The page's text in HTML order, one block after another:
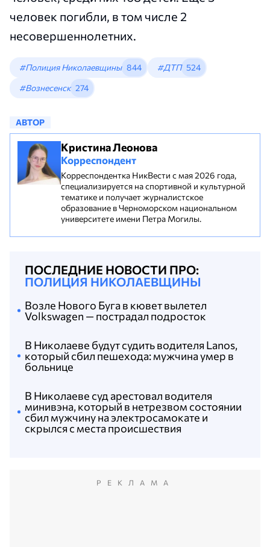
человек погибли, в том числе 2
несовершеннолетних.
#Полиция Николаевщины 844 #ДТП 524
#Вознесенск 274
АВТОР
Кристина Леонова
Корреспондент
Корреспондентка НикВести с мая 2026 года,
специализируется на спортивной и культурной
тематике и получает журналистское
образование в Черноморском национальном
университете имени Петра Могилы.
ПОСЛЕДНИЕ НОВОСТИ ПРО:
ПОЛИЦИЯ НИКОЛАЕВЩИНЫ
В Николаеве суд арестовал водителя
минивэна, который в нетрезвом состоянии
сбил мужчину на электросамокате и
скрылся с места происшествия
В Николаеве будут судить водителя Lanos,
который сбил пешехода: мужчина умер в
больнице
Возле Нового Буга в кювет вылетел
Volkswagen — пострадал подросток
РЕКЛАМА